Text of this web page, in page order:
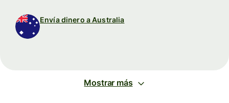
Envía dinero a Australia
Mostrar más